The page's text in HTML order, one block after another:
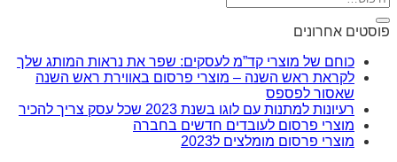
פוסטים אחרונים
כוחם של מוצרי קד”מ לעסקים: שפר את נראות המותג שלך
לקראת ראש השנה – מוצרי פרסום באווירת ראש השנה
שאסור לפספס
רעיונות למתנות עם לוגו בשנת 2023 שכל עסק צריך להכיר
מוצרי פרסום לעובדים חדשים בחברה
מוצרי פרסום מומלצים ל2023